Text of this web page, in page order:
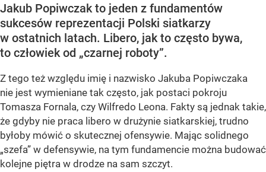
Jakub Popiwczak to jeden z fundamentów
sukcesów reprezentacji Polski siatkarzy
w ostatnich latach. Libero, jak to często bywa,
to człowiek od „czarnej roboty”.
Z tego też względu imię i nazwisko Jakuba Popiwczaka
nie jest wymieniane tak często, jak postaci pokroju
Tomasza Fornala, czy Wilfredo Leona. Fakty są jednak takie,
że gdyby nie praca libero w drużynie siatkarskiej, trudno
byłoby mówić o skutecznej ofensywie. Mając solidnego
„szefa” w defensywie, na tym fundamencie można budować
kolejne piętra w drodze na sam szczyt.